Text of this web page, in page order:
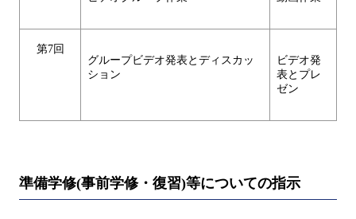
第7回
グループビデオ発表とディスカッ
ション
ビデオ発
表とプレ
ゼン
準備学修(事前学修・復習)等についての指示